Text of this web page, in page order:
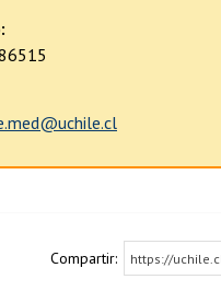
Compartir: https://